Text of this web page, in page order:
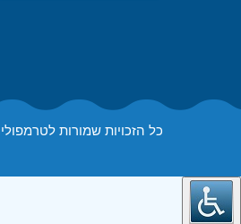
כל הזכויות שמורות